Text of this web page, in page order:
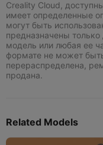
Creality Cloud,
имеет определенные
могут быть
предназначены только
модель или любая ее
формате не может
перераспределена,
продана.
Related Models